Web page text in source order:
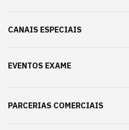
CANAIS ESPECIAIS
EVENTOS EXAME
PARCERIAS COMERCIAIS